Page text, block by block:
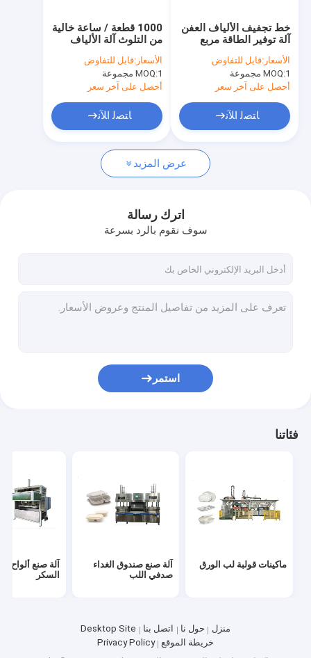
نفايات الورق تسليم حماية آلة التعبئة
آلة تجفيف اللب
آلة الضغط الساخنة
المنتجات المصنوعة من الخلية
1000 قطعة / ساعة خالية
من التلوث آلة الألياف
الأسعار:قابل للتفاوض
MOQ:1 مجموعة
أحصل على آخر سعر
ﺎﺘﺼﻟ ﺍﻶﻧ
خط تجفيف الألياف العفن
آلة توفير الطاقة مربع
الأسعار:قابل للتفاوض
MOQ:1 مجموعة
أحصل على آخر سعر
ﺎﺘﺼﻟ ﺍﻶﻧ
عرض المزيد
اترك رسالة
سوف نقوم بالرد بسرعة
استمر
فئاتنا
ماكينات قولبة لب الورق
آلة صنع صندوق الغداء
صدفي اللب
آلة صنع ألواح
السكر
منزل حول نا اتصل بنا
Desktop Site
خريطة الموقع
Privacy Policy